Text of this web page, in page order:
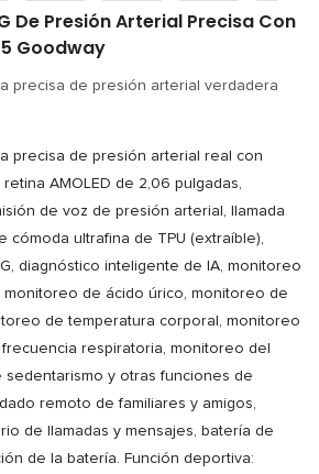
De Presión Arterial Precisa Con
Goodway
precisa de presión arterial verdadera
precisa de presión arterial real con
AMOLED de 2,06 pulgadas,
de voz de presión arterial, llamada
cómoda ultrafina de TPU (extraíble),
diagnóstico inteligente de IA, monitoreo
de ácido úrico, monitoreo de
de temperatura corporal, monitoreo
respiratoria, monitoreo del
y otras funciones de
remoto de familiares y amigos,
de llamadas y mensajes, batería de
de la batería. Función deportiva: